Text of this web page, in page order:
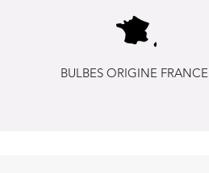
BULBES ORIGINE FRANCE